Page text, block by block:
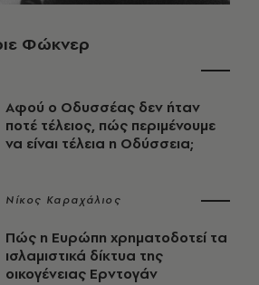
Φώκνερ
Αφού ο Οδυσσέας δεν ήταν
ποτέ τέλειος, πώς περιμένουμε
να είναι τέλεια η Οδύσσεια;
Νίκος Καραχάλιος
Πώς η Ευρώπη χρηματοδοτεί τα
ισλαμιστικά δίκτυα της
οικογένειας Ερντογάν